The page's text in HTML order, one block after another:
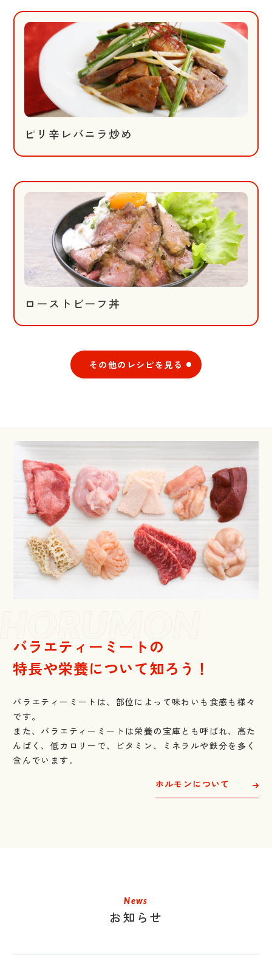
ピリ辛レバニラ炒め
ローストビーフ丼
その他のレシピを見る
バラエティーミートの
特長や栄養について知ろう！
バラエティーミートは、部位によって味わいも食感も様々
です。
また、バラエティーミートは栄養の宝庫とも呼ばれ、高た
んぱく、 低カロリーで、ビタミン、ミネラルや鉄分を多く
含んでいます。
ホルモンについて
News
お知らせ